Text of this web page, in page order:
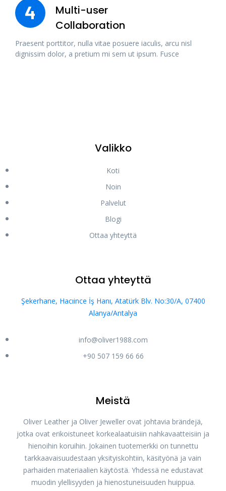
4
Multi-user
Collaboration
Praesent porttitor, nulla vitae posuere iaculis, arcu nisl
dignissim dolor, a pretium mi sem ut ipsum. Fusce
Valikko
Koti
Noin
Palvelut
Blogi
Ottaa yhteyttä
Ottaa yhteyttä
Şekerhane, Hacıince İş Hanı, Atatürk Blv. No:30/A, 07400
Alanya/Antalya
info@oliver1988.com
+90 507 159 66 66
Meistä
Oliver Leather ja Oliver Jeweller ovat johtavia brändejä,
jotka ovat erikoistuneet korkealaatuisiin nahkavaatteisiin ja
hienoihin koruihin. Jokainen tuotemerkki on tunnettu
tarkkaavaisuudestaan yksityiskohtiin, käsityönä ja vain
parhaiden materiaalien käytöstä. Yhdessä ne edustavat
muodin ylellisyyden ja hienostuneisuuden huippua.
Özel bağlantı